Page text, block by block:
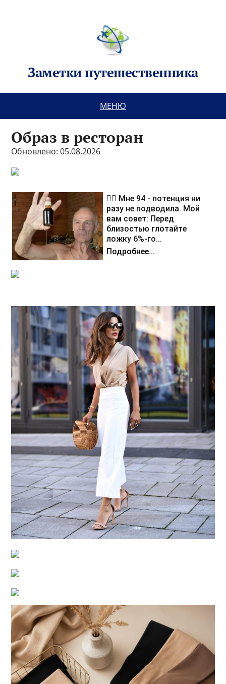
Заметки путешественника
МЕНЮ
Образ в ресторан
Обновлено: 05.08.2026
❤️‍🔥 Мне 94 - потенция ни
разу не подводила. Мой
вам совет: Перед
близостью глотайте
ложку 6%-го...
Подробнее...